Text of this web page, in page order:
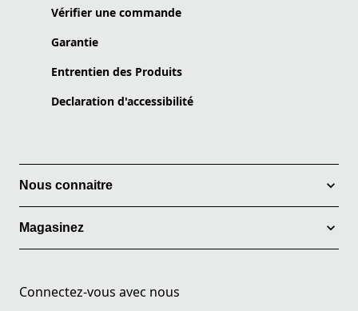
Vérifier une commande
Garantie
Entrentien des Produits
Declaration d'accessibilité
Nous connaitre
Magasinez
Connectez-vous avec nous